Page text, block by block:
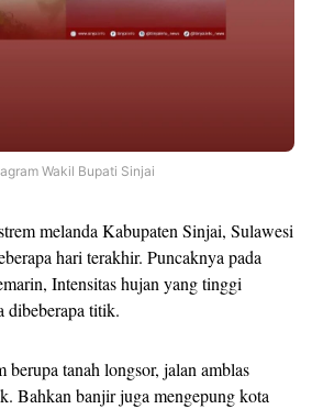
Wakil Bupati Sinjai
melanda Kabupaten Sinjai, Sulawesi
hari terakhir. Puncaknya pada
Intensitas hujan yang tinggi
dibeberapa titik.
berupa tanah longsor, jalan amblas
Bahkan banjir juga mengepung kota